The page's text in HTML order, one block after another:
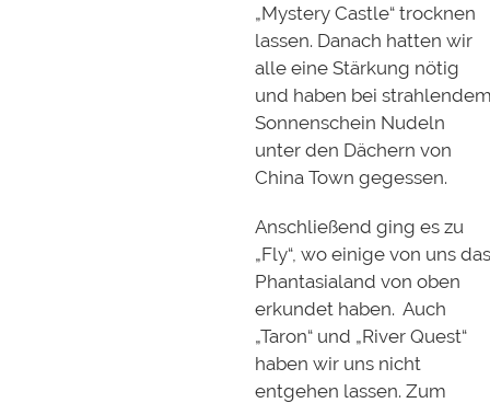
„Mystery Castle“ trocknen
lassen. Danach hatten wir
alle eine Stärkung nötig
und haben bei
Sonnenschein Nudeln
unter den Dächern von
China Town gegessen.
Anschließend ging es zu
„Fly“, wo einige von uns
Phantasialand von oben
erkundet haben. Auch
„Taron“ und „River Quest“
haben wir uns nicht
entgehen lassen. Zum